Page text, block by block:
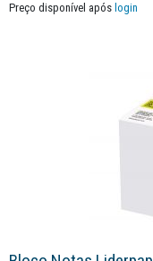
Preço disponível após login